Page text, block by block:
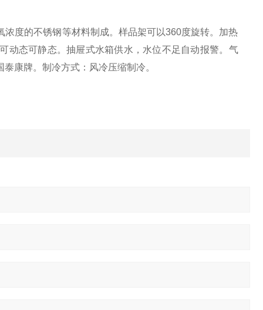
度的不锈钢等材料制成。样品架可以360度旋转。加热
动态可静态。抽屉式水箱供水，水位不足自动报警。气
康牌。制冷方式：风冷压缩制冷。